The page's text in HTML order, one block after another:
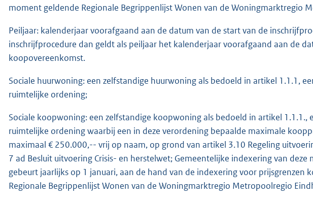
moment geldende Regionale Begrippenlijst Wonen van de Woningmarktregio
Peiljaar: kalenderjaar voorafgaand aan de datum van de start van de
inschrijfprocedure dan geldt als peiljaar het kalenderjaar voorafgaand aan de
koopovereenkomst.
Sociale huurwoning: een zelfstandige huurwoning als bedoeld in artikel 1.1.1,
ruimtelijke ordening;
Sociale koopwoning: een zelfstandige koopwoning als bedoeld in artikel 1.1.1.,
ruimtelijke ordening waarbij een in deze verordening bepaalde maximale
maximaal € 250.000,-- vrij op naam, op grond van artikel 3.10 Regeling
7 ad Besluit uitvoering Crisis- en herstelwet; Gemeentelijke indexering van
gebeurt jaarlijks op 1 januari, aan de hand van de indexering voor prijsgrenzen
Regionale Begrippenlijst Wonen van de Woningmarktregio Metropoolregio